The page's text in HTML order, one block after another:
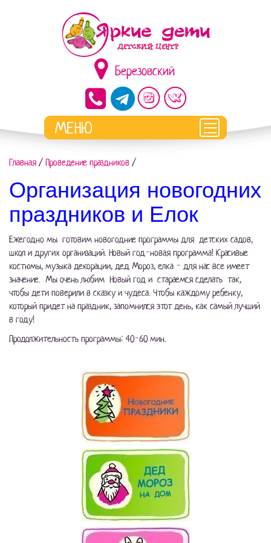
Березовский
Главная / Проведение праздников /
Организация новогодних
праздников и Елок
Ежегодно мы готовим новогодние программы для детских садов,
школ и других организаций. Новый год-новая программа! Красивые
костюмы, музыка декорации, дед Мороз, елка - для нас все имеет
значение. Мы очень любим Новый год и стараемся сделать так,
чтобы дети поверили в сказку и чудеса. Чтобы каждому ребенку,
который придет на праздник, запомнился этот день, как самый лучший
в году!
Продолжительность программы: 40-60 мин.